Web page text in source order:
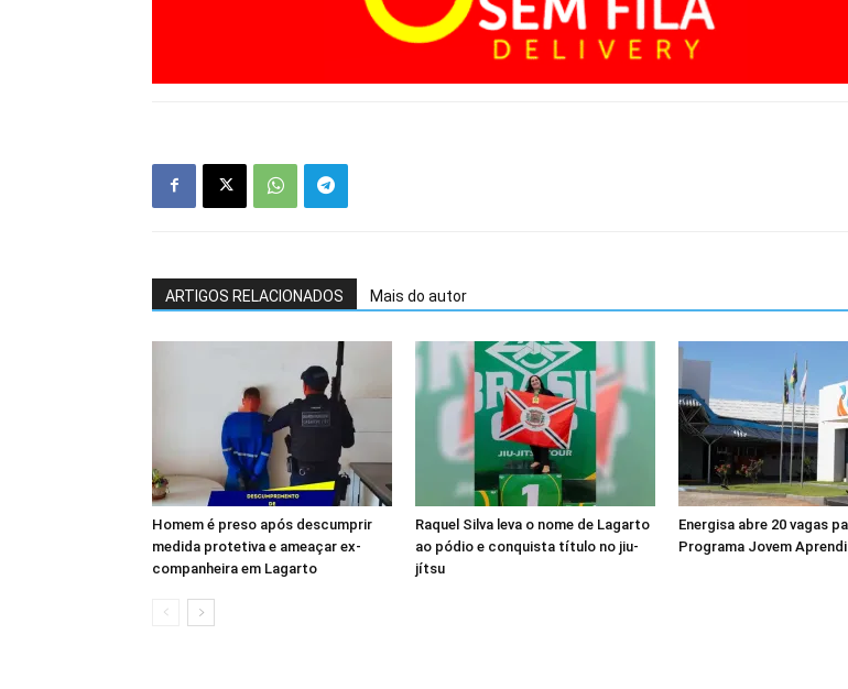
ARTIGOS RELACIONADOS Mais do autor
Homem é preso após descumprir
medida protetiva e ameaçar ex-
companheira em Lagarto
Raquel Silva leva o nome de Lagarto
ao pódio e conquista título no jiu-
jítsu
Energisa abre 20 vagas
Programa Jovem